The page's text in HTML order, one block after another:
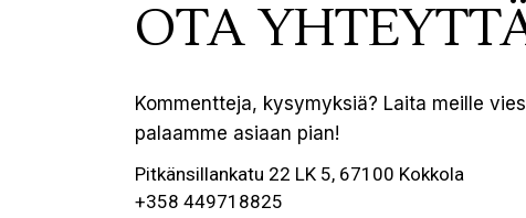
Silé Professional
Jälleenmyyjät
OTA
Kommentteja, kysymyksiä? Laita meille
palaamme asiaan pian!
Pitkänsillankatu 22 LK 5, 67100 Kokkola
+358 449718825